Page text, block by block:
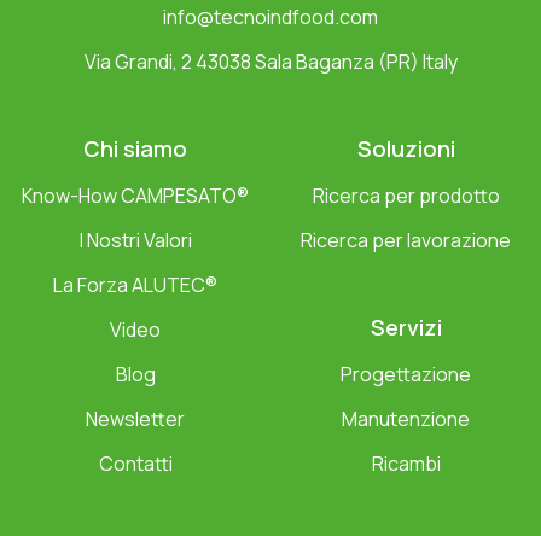
info@tecnoindfood.com
Via Grandi, 2 43038 Sala Baganza (PR) Italy
Chi siamo
Know-How CAMPESATO®
I Nostri Valori
La Forza ALUTEC®
Video
Blog
Newsletter
Contatti
Soluzioni
Ricerca per prodotto
Ricerca per lavorazione
Servizi
Progettazione
Manutenzione
Ricambi